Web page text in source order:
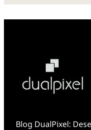
Blog DualPixel: